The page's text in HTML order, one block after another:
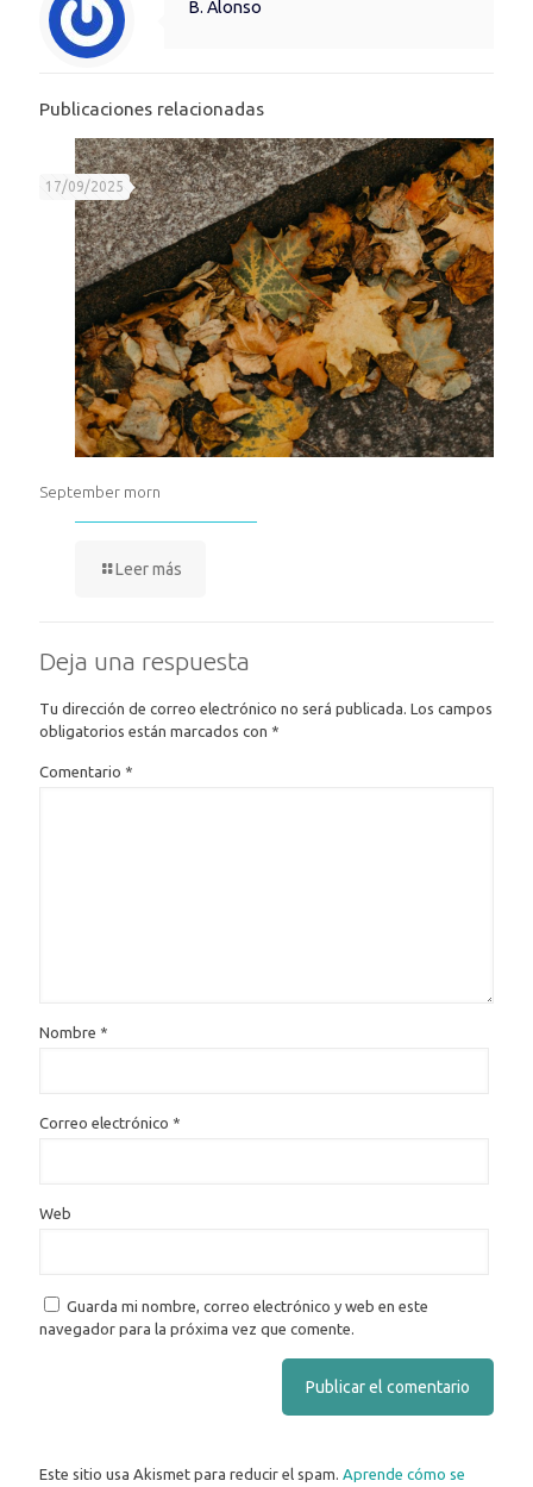
B. Alonso
Publicaciones relacionadas
17/09/2025
September morn
Leer más
Deja una respuesta
Tu dirección de correo electrónico no será publicada. Los campos
obligatorios están marcados con *
Comentario *
Nombre *
Correo electrónico *
Web
Guarda mi nombre, correo electrónico y web en este
navegador para la próxima vez que comente.
Este sitio usa Akismet para reducir el spam. Aprende cómo se